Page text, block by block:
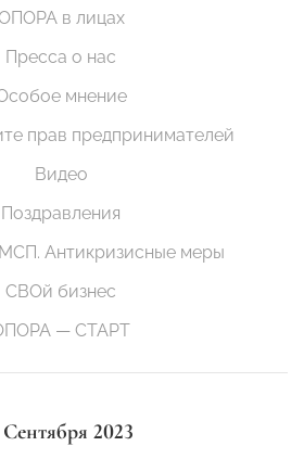
в лицах
Пресса о нас
мнение
прав предпринимателей
Видео
Поздравления
Антикризисные меры
СВОй бизнес
— СТАРТ
2023